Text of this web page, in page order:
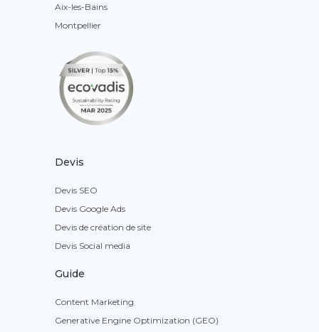
Aix-les-Bains
Montpellier
Devis
Devis SEO
Devis Google Ads
Devis de création de site
Devis Social media
Guide
Content Marketing
Generative Engine Optimization (GEO)